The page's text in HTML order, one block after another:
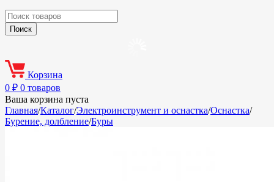
Корзина
0 ₽ 0 товаров
Ваша корзина пуста
Главная/Каталог/Электроинструмент и оснастка/Оснастка/
Бурение, долбление/Буры